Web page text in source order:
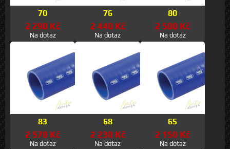
70
2 290 Kč
Na dotaz
76
2 440 Kč
Na dotaz
80
2 500 Kč
Na dotaz
83
2 570 Kč
Na dotaz
68
2 230 Kč
Na dotaz
65
2 150 Kč
Na dotaz